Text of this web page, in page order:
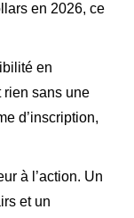
en 2026, ce
en
rien sans une
d’inscription,
à l’action. Un
et un